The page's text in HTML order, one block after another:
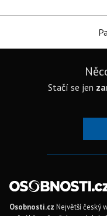
Stačí se jen
Osobnosti.cz Největší český